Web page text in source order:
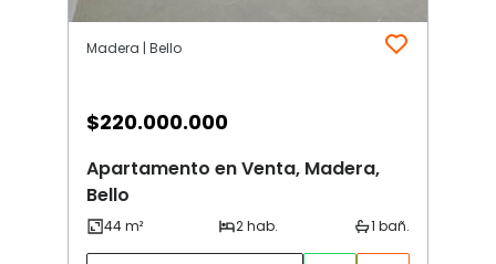
Madera | Bello
$220.000.000
Apartamento en Venta, Madera,
Bello